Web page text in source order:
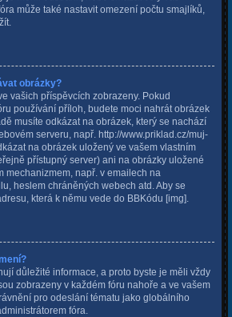
může také nastavit omezení počtu smajlíků,
obrázky?
vašich příspěvcích zobrazeny. Pokud
používání příloh, budete moci nahrát obrázek
musíte odkázat na obrázek, který se nachází
serveru, např. http://www.priklad.cz/muj-
na obrázek uložený ve vašem vlastním
přístupný server) ani na obrázky uložené
mechanizmem, např. v emailech na
heslem chráněných webech atd. Aby se
která k němu vede do BBKódu [img].
důležité informace, a proto byste je měli vždy
zobrazeny v každém fóru nahoře a ve vašem
pro odeslání tématu jako globálního
fóra.